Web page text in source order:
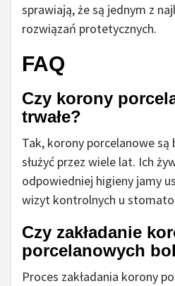
sprawiają, że są jednym z
rozwiązań protetycznych.
FAQ
Czy korony
trwałe?
Tak, korony porcelanowe są
służyć przez wiele lat. Ich
odpowiedniej higieny jamy
wizyt kontrolnych u
Czy zakładanie
porcelanowych
Proces zakładania korony